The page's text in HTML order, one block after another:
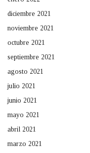
diciembre 2021
noviembre 2021
octubre 2021
septiembre 2021
agosto 2021
julio 2021
junio 2021
mayo 2021
abril 2021
marzo 2021